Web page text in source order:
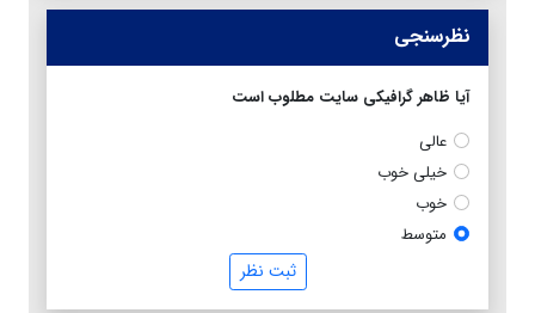
نظرسنجی
آیا ظاهر گرافیکی سایت مطلوب است
عالی
خیلی خوب
خوب
متوسط
ثبت نظر